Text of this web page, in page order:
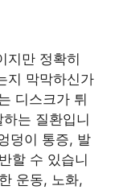
지만 정확히
지 막막하신가
디스크가 튀
는 질환입니
덩이 통증, 발
할 수 있습니
운동, 노화,